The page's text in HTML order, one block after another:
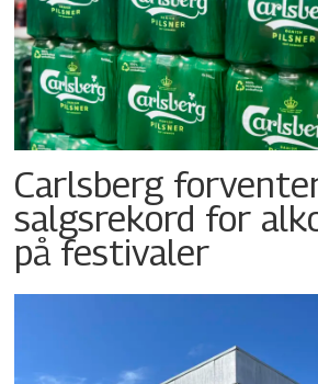
Carlsberg
salgsrekord for
på festivaler